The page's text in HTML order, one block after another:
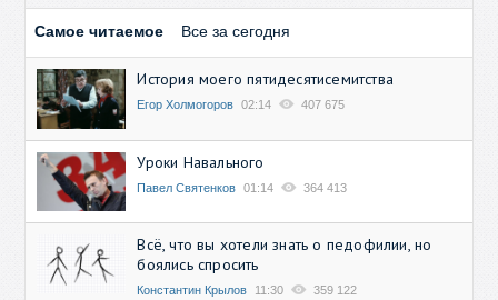
Самое читаемое Все за сегодня
История моего пятидесятисемитства
Егор Холмогоров 02:14 407 675
Уроки Навального
Павел Святенков 01:14 364 413
Всё, что вы хотели знать о педофилии, но
боялись спросить
Константин Крылов 11:30 359 122